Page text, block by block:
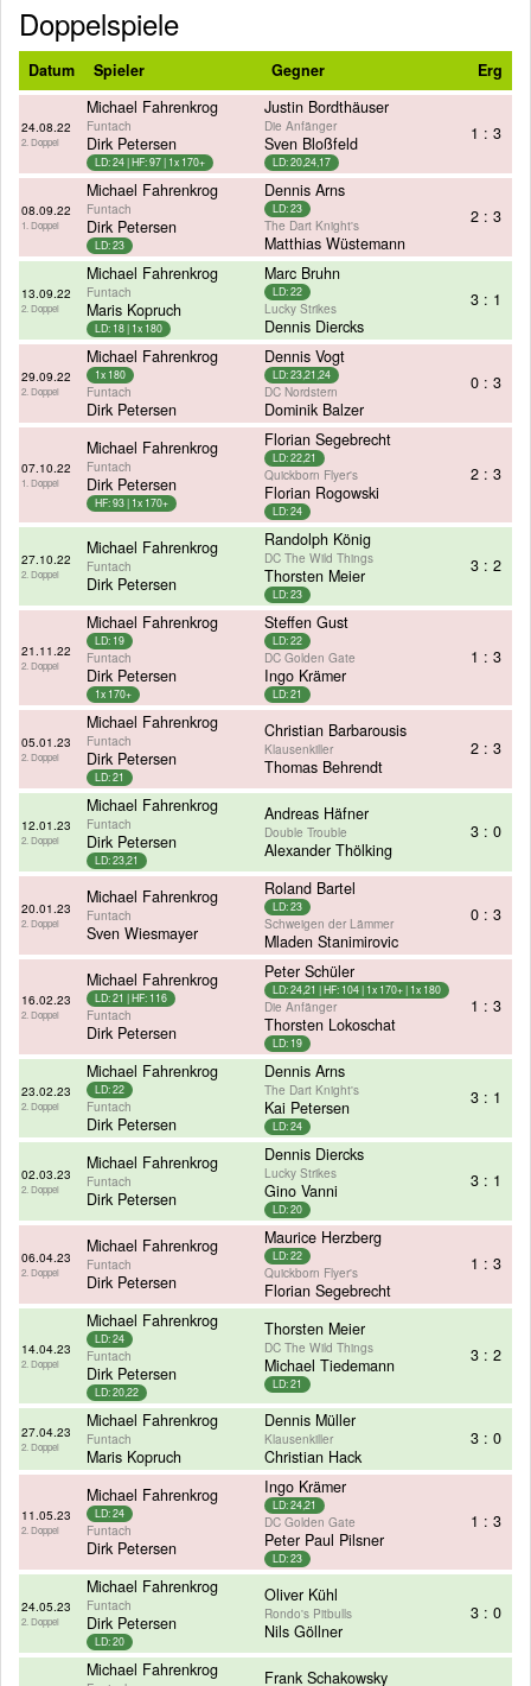
Doppelspiele
Datum Spieler Gegner Erg
24.08.22
2. Doppel
Michael Fahrenkrog
Funtach
Dirk Petersen
LD: 24 | HF: 97 | 1x 170+
Justin Bordthäuser
Die Anfänger
Sven Bloßfeld
LD: 20,24,17
1 : 3
08.09.22
1. Doppel
Michael Fahrenkrog
Funtach
Dirk Petersen
LD: 23
Dennis Arns
LD: 23
The Dart Knight's
Matthias Wüstemann
2 : 3
13.09.22
2. Doppel
Michael Fahrenkrog
Funtach
Maris Kopruch
LD: 18 | 1x 180
Marc Bruhn
LD: 22
Lucky Strikes
Dennis Diercks
3 : 1
29.09.22
2. Doppel
Michael Fahrenkrog
1x 180
Funtach
Dirk Petersen
Dennis Vogt
LD: 23,21,24
DC Nordstern
Dominik Balzer
0 : 3
07.10.22
1. Doppel
Michael Fahrenkrog
Funtach
Dirk Petersen
HF: 93 | 1x 170+
Florian Segebrecht
LD: 22,21
Quickborn Flyer's
Florian Rogowski
LD: 24
2 : 3
27.10.22
2. Doppel
Michael Fahrenkrog
Funtach
Dirk Petersen
Randolph König
DC The Wild Things
Thorsten Meier
LD: 23
3 : 2
21.11.22
2. Doppel
Michael Fahrenkrog
LD: 19
Funtach
Dirk Petersen
1x 170+
Steffen Gust
LD: 22
DC Golden Gate
Ingo Krämer
LD: 21
1 : 3
05.01.23
2. Doppel
Michael Fahrenkrog
Funtach
Dirk Petersen
LD: 21
Christian Barbarousis
Klausenkiller
Thomas Behrendt
2 : 3
12.01.23
2. Doppel
Michael Fahrenkrog
Funtach
Dirk Petersen
LD: 23,21
Andreas Häfner
Double Trouble
Alexander Thölking
3 : 0
20.01.23
2. Doppel
Michael Fahrenkrog
Funtach
Sven Wiesmayer
Roland Bartel
LD: 23
Schweigen der Lämmer
Mladen Stanimirovic
0 : 3
16.02.23
2. Doppel
Michael Fahrenkrog
LD: 21 | HF: 116
Funtach
Dirk Petersen
Peter Schüler
LD: 24,21 | HF: 104 | 1x 170+ | 1x 180
Die Anfänger
Thorsten Lokoschat
LD: 19
1 : 3
23.02.23
2. Doppel
Michael Fahrenkrog
LD: 22
Funtach
Dirk Petersen
Dennis Arns
The Dart Knight's
Kai Petersen
LD: 24
3 : 1
02.03.23
2. Doppel
Michael Fahrenkrog
Funtach
Dirk Petersen
Dennis Diercks
Lucky Strikes
Gino Vanni
LD: 20
3 : 1
06.04.23
2. Doppel
Michael Fahrenkrog
Funtach
Dirk Petersen
Maurice Herzberg
LD: 22
Quickborn Flyer's
Florian Segebrecht
1 : 3
14.04.23
2. Doppel
Michael Fahrenkrog
LD: 24
Funtach
Dirk Petersen
LD: 20,22
Thorsten Meier
DC The Wild Things
Michael Tiedemann
LD: 21
3 : 2
27.04.23
2. Doppel
Michael Fahrenkrog
Funtach
Maris Kopruch
Dennis Müller
Klausenkiller
Christian Hack
3 : 0
11.05.23
2. Doppel
Michael Fahrenkrog
LD: 24
Funtach
Dirk Petersen
Ingo Krämer
LD: 24,21
DC Golden Gate
Peter Paul Pilsner
LD: 23
1 : 3
24.05.23
2. Doppel
Michael Fahrenkrog
Funtach
Dirk Petersen
LD: 20
Oliver Kühl
Rondo's Pitbulls
Nils Göllner
3 : 0
Michael Fahrenkrog
Frank Schakowsky